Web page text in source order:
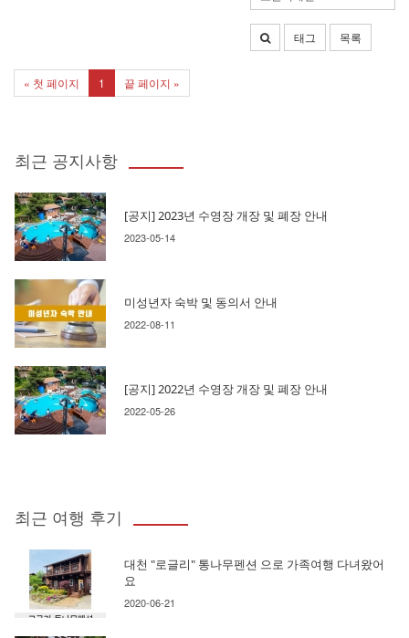
태그 목록
« 첫 페이지 1 끝 페이지 »
최근 공지사항
[공지] 2023년 수영장 개장 및 폐장 안내
2023-05-14
미성년자 숙박 및 동의서 안내
2022-08-11
[공지] 2022년 수영장 개장 및 폐장 안내
2022-05-26
최근 여행 후기
대천 "로글리" 통나무펜션 으로 가족여행 다녀왔어
요
2020-06-21